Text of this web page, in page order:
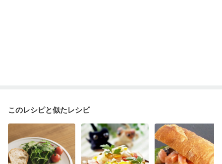
このレシピと似たレシピ